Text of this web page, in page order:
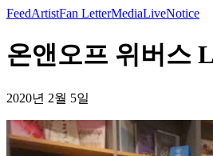
FeedArtistFan LetterMediaLiveNotice
온앤오프 위버스
2020년 2월 5일